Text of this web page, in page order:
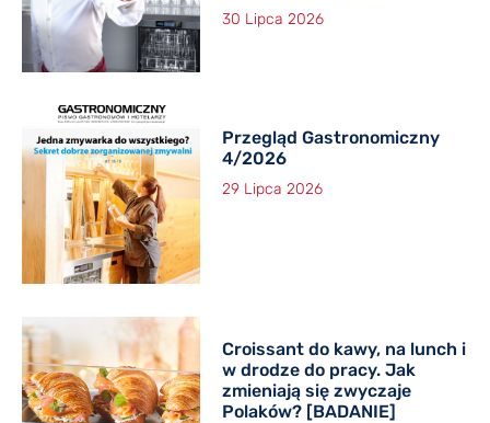
30 Lipca 2026
Przegląd Gastronomiczny
4/2026
29 Lipca 2026
Croissant do kawy, na lunch i
w drodze do pracy. Jak
zmieniają się zwyczaje
Polaków? [BADANIE]